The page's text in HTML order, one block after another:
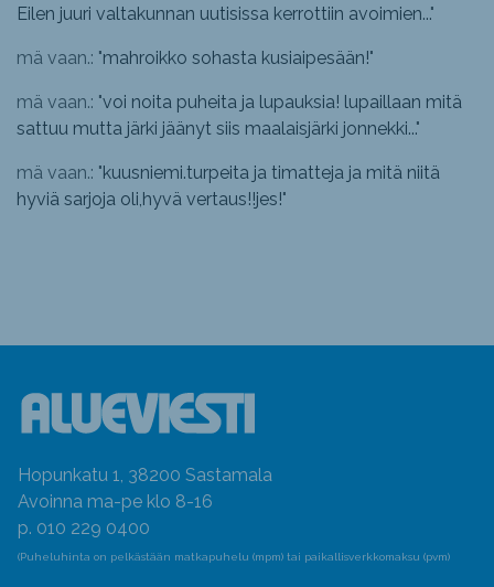
Eilen juuri valtakunnan uutisissa kerrottiin avoimien..."
mä vaan.: "mahroikko sohasta kusiaipesään!"
mä vaan.: "voi noita puheita ja lupauksia! lupaillaan mitä
sattuu mutta järki jäänyt siis maalaisjärki jonnekki..."
mä vaan.: "kuusniemi.turpeita ja timatteja ja mitä niitä
hyviä sarjoja oli,hyvä vertaus!!jes!"
Hopunkatu 1, 38200 Sastamala
Avoinna ma-pe klo 8-16
p. 010 229 0400
(Puheluhinta on pelkästään matkapuhelu (mpm) tai paikallisverkkomaksu (pvm)